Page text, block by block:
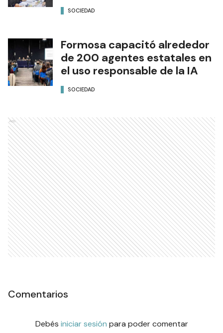
SOCIEDAD
Formosa capacitó alrededor
de 200 agentes estatales en
el uso responsable de la IA
SOCIEDAD
Ads
Comentarios
Debés iniciar sesión para poder comentar